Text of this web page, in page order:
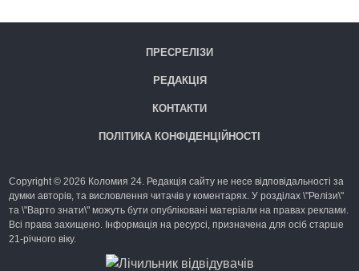
ПРЕСРЕЛІЗИ
РЕДАКЦІЯ
КОНТАКТИ
ПОЛІТИКА КОНФІДЕНЦІЙНОСТІ
Copyright © 2026 Коломия 24. Редакція сайту не несе відповідальності за
думки авторів, та висловлення читачів у коментарях. У розділах \"Релізи\"
та \"Варто знати\" можуть бути опубліковані матеріали на правах реклами.
Всі права захищено. Інформація на ресурсі, призначена для осіб старше
21-річного віку.